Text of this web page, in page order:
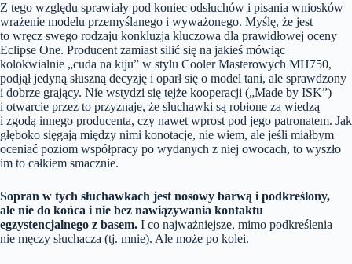
Z tego względu sprawiały pod koniec odsłuchów i pisania wniosków
wrażenie modelu przemyślanego i wyważonego. Myślę, że jest
to wręcz swego rodzaju konkluzja kluczowa dla prawidłowej oceny
Eclipse One. Producent zamiast silić się na jakieś mówiąc
kolokwialnie „cuda na kiju” w stylu Cooler Masterowych MH750,
podjął jedyną słuszną decyzję i oparł się o model tani, ale sprawdzony
i dobrze grający. Nie wstydzi się tejże kooperacji („Made by ISK”)
i otwarcie przez to przyznaje, że słuchawki są robione za wiedzą
i zgodą innego producenta, czy nawet wprost pod jego patronatem. Jak
głęboko sięgają między nimi konotacje, nie wiem, ale jeśli miałbym
oceniać poziom współpracy po wydanych z niej owocach, to wyszło
im to całkiem smacznie.
Sopran w tych słuchawkach jest nosowy barwą i podkreślony,
ale nie do końca i nie bez nawiązywania kontaktu
egzystencjalnego z basem. I co najważniejsze, mimo podkreślenia
nie męczy słuchacza (tj. mnie). Ale może po kolei.